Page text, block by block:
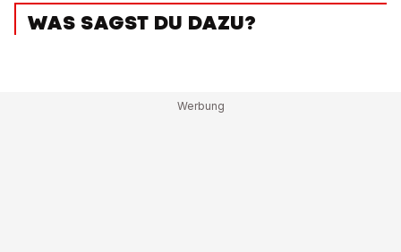
WAS SAGST DU DAZU?